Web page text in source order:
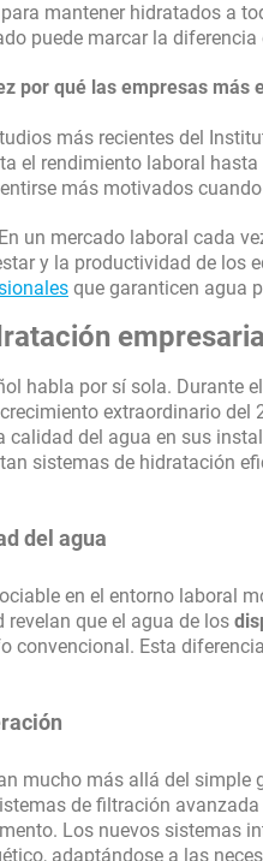
mantener hidratados a
puede marcar la
por qué las empresas más
más recientes del
el rendimiento laboral
más motivados
un mercado laboral cada
y la productividad de los
que garanticen agua
empresarial
habla por sí sola. Durante
extraordinario del
del agua en sus
sistemas de hidratación
del agua
en el entorno laboral
que el agua de los
convencional. Esta
mucho más allá del simple
de filtración
Los nuevos sistemas
adaptándose a las